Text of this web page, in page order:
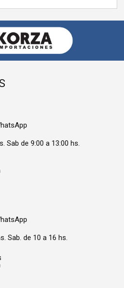
Sab de 9:00 a 13:00 hs.
Sab. de 10 a 16 hs.